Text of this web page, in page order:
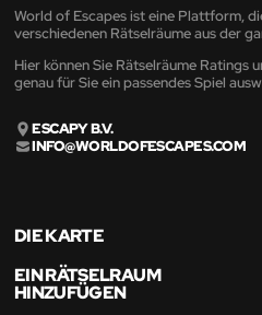
World of Escapes ist eine Plattform,
verschiedenen Rätselräume aus der
Hier können Sie Rätselräume Ratings
genau für Sie ein passendes Spiel
ESCAPY B.V.
INFO@WORLDOFESCAPES.COM
DIE KARTE
EIN RÄTSELRAUM
HINZUFÜGEN